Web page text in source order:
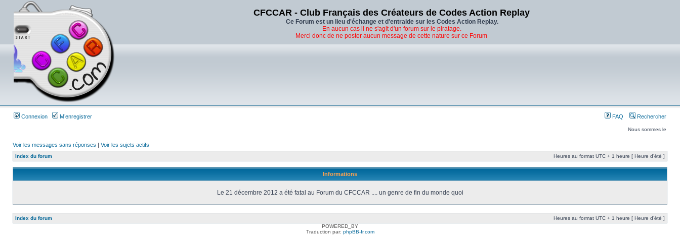
CFCCAR - Club Français des Créateurs de Codes Action Replay
Ce Forum est un lieu d'échange et d'entraide sur les Codes Action Replay.
En aucun cas il ne s'agit d'un forum sur le piratage.
Merci donc de ne poster aucun message de cette nature sur ce Forum
Connexion M’enregistrer FAQ Rechercher
Nous sommes le
Voir les messages sans réponses | Voir les sujets actifs
Index du forum Heures au format UTC + 1 heure [ Heure d’été ]
Informations
Le 21 décembre 2012 a été fatal au Forum du CFCCAR .... un genre de fin du monde quoi
Index du forum
Heures au format UTC + 1 heure [ Heure d’été ]
POWERED_BY
Traduction par: phpBB-fr.com